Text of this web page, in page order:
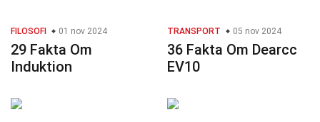
FILOSOFI 01 nov 2024
29 Fakta Om
Induktion
TRANSPORT 05 nov 2024
36 Fakta Om Dearcc
EV10